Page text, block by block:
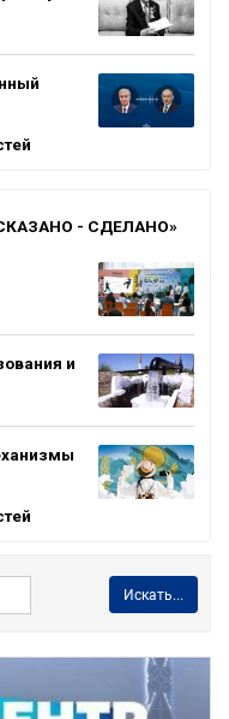
- СДЕЛАНО»
и
Искать...